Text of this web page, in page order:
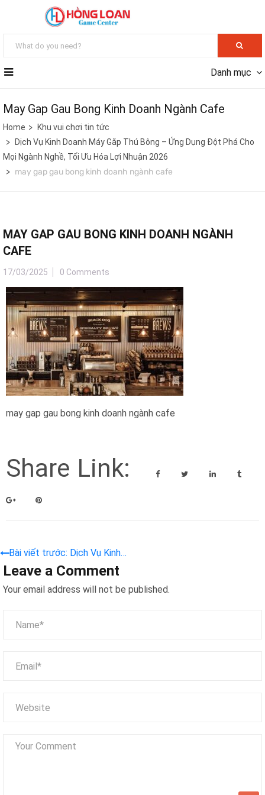
Danh mục
May Gap Gau Bong Kinh Doanh Ngành Cafe
Home
Khu vui chơi tin tức
Dịch Vụ Kinh Doanh Máy Gắp Thú Bông – Ứng Dụng Đột Phá Cho
Mọi Ngành Nghề, Tối Ưu Hóa Lợi Nhuận 2026
may gap gau bong kinh doanh ngành cafe
MAY GAP GAU BONG KINH DOANH NGÀNH
CAFE
17/03/2025 0 Comments
may gap gau bong kinh doanh ngành cafe
Share Link:
Bài viết trước: Dịch Vụ Kinh
Doanh Máy Gắp Thú Bông –
Ứng Dụng Đột Phá Cho Mọi
Nhuận 2026
Leave a Comment
Your email address will not be published.